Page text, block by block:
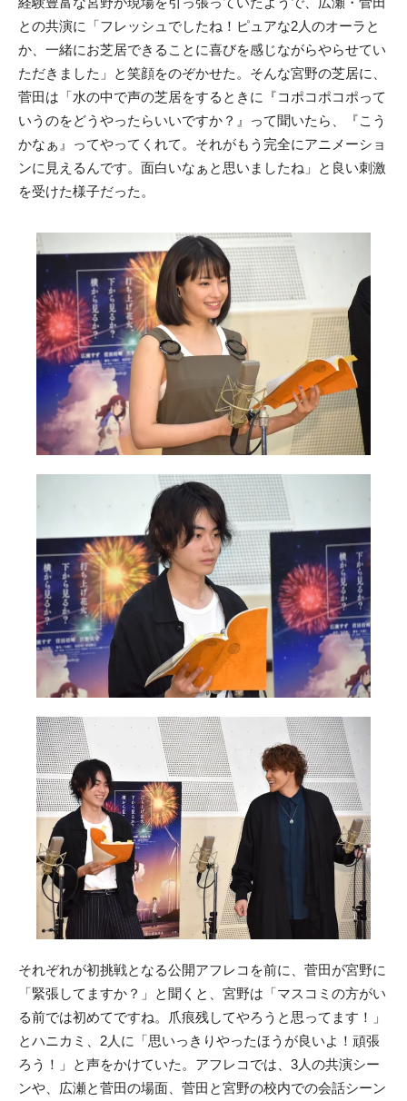
との共演に「フレッシュでしたね！ピュアな2人のオーラと
か、一緒にお芝居できることに喜びを感じながらやらせてい
ただきました」と笑顔をのぞかせた。そんな宮野の芝居に、
菅田は「水の中で声の芝居をするときに『コポコポコポって
いうのをどうやったらいいですか？』って聞いたら、『こう
かなぁ』ってやってくれて。それがもう完全にアニメーショ
ンに見えるんです。面白いなぁと思いましたね」と良い刺激
を受けた様子だった。
それぞれが初挑戦となる公開アフレコを前に、菅田が宮野に
「緊張してますか？」と聞くと、宮野は「マスコミの方がい
る前では初めてですね。爪痕残してやろうと思ってます！」
とハニカミ、2人に「思いっきりやったほうが良いよ！頑張
ろう！」と声をかけていた。アフレコでは、3人の共演シー
ンや、広瀬と菅田の場面、菅田と宮野の校内での会話シーン